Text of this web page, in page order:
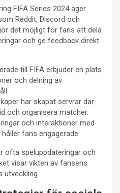
FIFA Series 2024 äger
Reddit, Discord och
det möjligt för fans att dela
och ge feedback direkt
till FIFA erbjuder en plats
och delning av
har skapat servrar där
och organisera matcher.
och interaktioner med
fans engagerade.
ofta speluppdateringar och
visar vikten av fansens
utveckling.